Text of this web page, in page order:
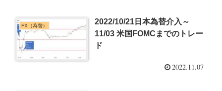
FX（為替）
2022/10/21日本為替介入～
11/03 米国FOMCまでのトレー
ド
2022.11.07